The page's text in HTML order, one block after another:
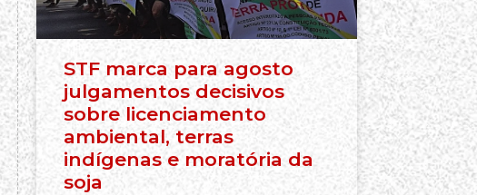
STF marca para agosto
julgamentos decisivos
sobre licenciamento
ambiental, terras
indígenas e moratória da
soja